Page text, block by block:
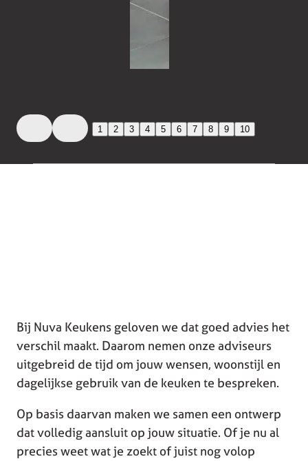
1 2 3 4 5 6 7 8 9 10
Bij Nuva Keukens geloven we dat goed advies het
verschil maakt. Daarom nemen onze adviseurs
uitgebreid de tijd om jouw wensen, woonstijl en
dagelijkse gebruik van de keuken te bespreken.
Op basis daarvan maken we samen een ontwerp
dat volledig aansluit op jouw situatie. Of je nu al
precies weet wat je zoekt of juist nog volop